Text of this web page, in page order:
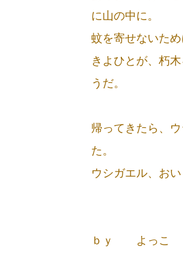
に山の中に。
蚊を寄せないた
きよひとが、朽
うだ。
帰ってきたら、
た。
ウシガエル、お
ｂｙ よっこ